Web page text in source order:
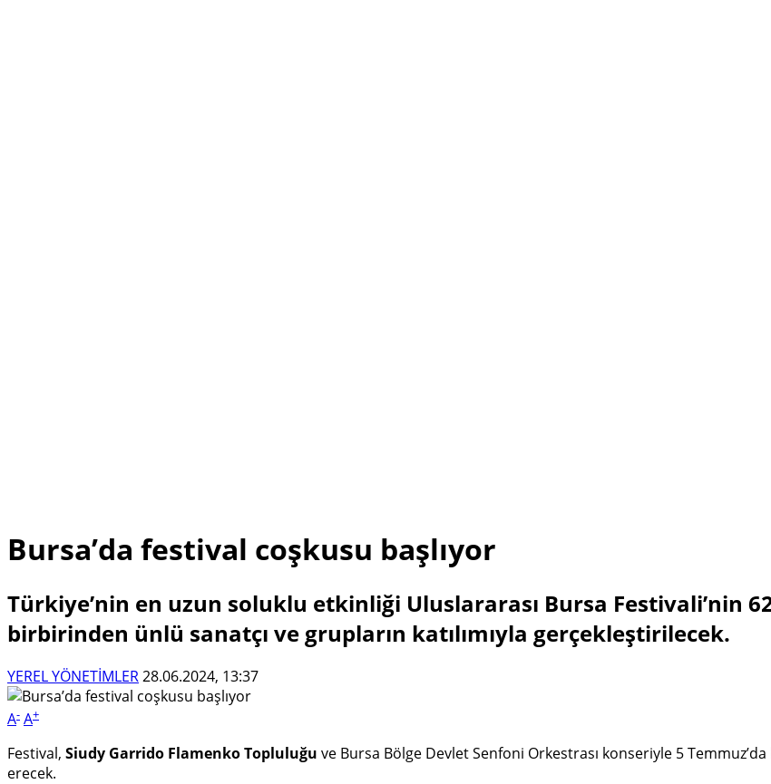
Bursa’da festival coşkusu başlıyor
Türkiye’nin en uzun soluklu etkinliği Uluslararası Bursa Festivali’nin
birbirinden ünlü sanatçı ve grupların katılımıyla gerçekleştirilecek.
YEREL YÖNETİMLER28.06.2024, 13:37
A- A+
Festival, Siudy Garrido Flamenko Topluluğu ve Bursa Bölge Devlet Senfoni Orkestrası konseriyle 5
erecek.